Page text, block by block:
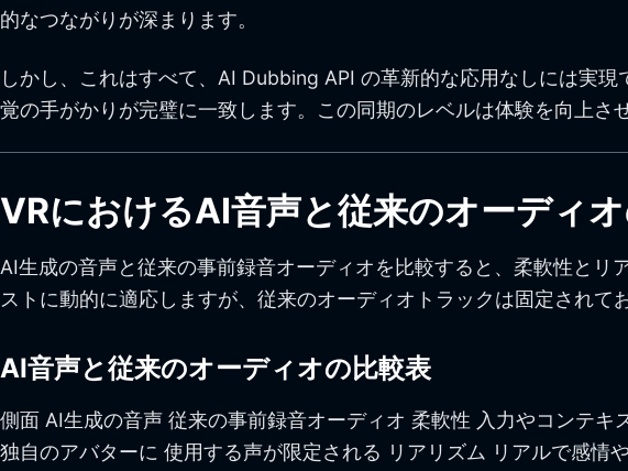
的なつながりが深まります。
しかし、これはすべて、AI Dubbing API の革新的な応用なしには実現
覚の手がかりが完璧に一致します。この同期のレベルは体験を向上さ
VRにおけるAI音声と従来のオーディ
AI生成の音声と従来の事前録音オーディオを比較すると、柔軟性と
ストに動的に適応しますが、従来のオーディオトラックは固定されて
AI音声と従来のオーディオの比較表
側面 AI生成の音声 従来の事前録音オーディオ 柔軟性 入力やコンテ
独自のアバターに 使用する声が限定される リアリズム リアルで感